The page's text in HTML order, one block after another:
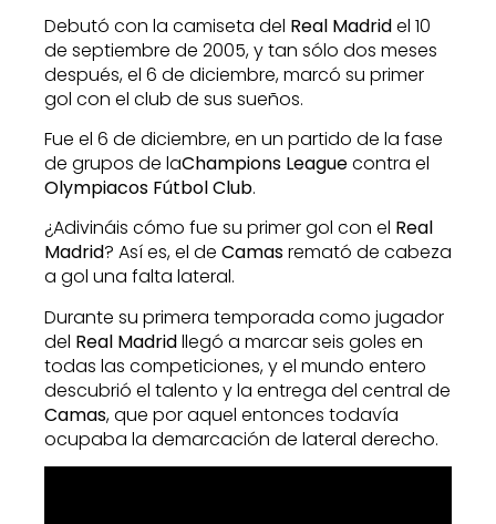
Debutó con la camiseta del Real Madridel 10
de septiembre de 2005, y tan sólo dos meses
después, el 6 de diciembre, marcó su primer
gol con el club de sus sueños.
Fue el 6 de diciembre, en un partido de la fase
de grupos de laChampions Leaguecontra el
Olympiacos Fútbol Club.
¿Adivináis cómo fue su primer gol con el Real
Madrid? Así es, el de Camasremató de cabeza
a gol una falta lateral.
Durante su primera temporada como jugador
del Real Madridllegó a marcar seis goles en
todas las competiciones, y el mundo entero
descubrió el talento y la entrega del central de
Camas, que por aquel entonces todavía
ocupaba la demarcación de lateral derecho.